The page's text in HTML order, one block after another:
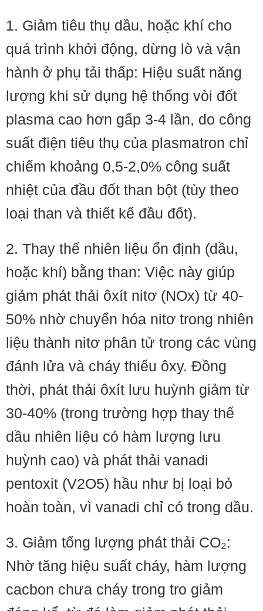
1. Giảm tiêu thụ dầu, hoặc khí cho
quá trình khởi động, dừng lò và vận
hành ở phụ tải thấp: Hiệu suất năng
lượng khi sử dụng hệ thống vòi đốt
plasma cao hơn gấp 3-4 lần, do công
suất điện tiêu thụ của plasmatron chỉ
chiếm khoảng 0,5-2,0% công suất
nhiệt của đầu đốt than bột (tùy theo
loại than và thiết kế đầu đốt).
2. Thay thế nhiên liệu ổn định (dầu,
hoặc khí) bằng than: Việc này giúp
giảm phát thải ôxít nitơ (NOx) từ 40-
50% nhờ chuyển hóa nitơ trong nhiên
liệu thành nitơ phân tử trong các vùng
đánh lửa và cháy thiếu ôxy. Đồng
thời, phát thải ôxít lưu huỳnh giảm từ
30-40% (trong trường hợp thay thế
dầu nhiên liệu có hàm lượng lưu
huỳnh cao) và phát thải vanadi
pentoxit (V2O5) hầu như bị loại bỏ
hoàn toàn, vì vanadi chỉ có trong dầu.
3. Giảm tổng lượng phát thải CO₂:
Nhờ tăng hiệu suất cháy, hàm lượng
cacbon chưa cháy trong tro giảm